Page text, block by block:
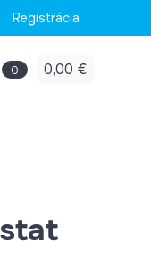
Registrácia
0 0,00 €